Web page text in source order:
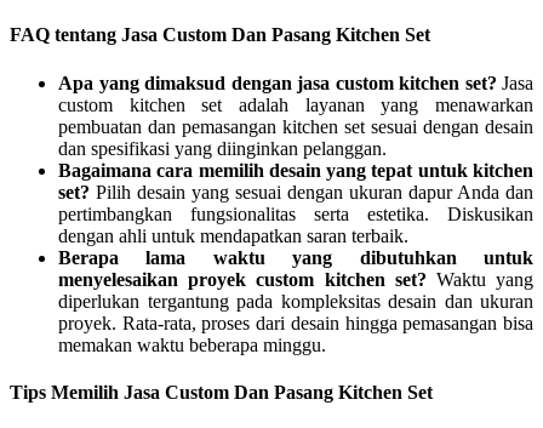
FAQ tentang Jasa Custom Dan Pasang Kitchen Set
Apa yang dimaksud dengan jasa custom kitchen set? Jasa
custom kitchen set adalah layanan yang menawarkan
pembuatan dan pemasangan kitchen set sesuai dengan desain
dan spesifikasi yang diinginkan pelanggan.
Bagaimana cara memilih desain yang tepat untuk kitchen
set? Pilih desain yang sesuai dengan ukuran dapur Anda dan
pertimbangkan fungsionalitas serta estetika. Diskusikan
dengan ahli untuk mendapatkan saran terbaik.
Berapa lama waktu yang dibutuhkan untuk
menyelesaikan proyek custom kitchen set? Waktu yang
diperlukan tergantung pada kompleksitas desain dan ukuran
proyek. Rata-rata, proses dari desain hingga pemasangan bisa
memakan waktu beberapa minggu.
Tips Memilih Jasa Custom Dan Pasang Kitchen Set